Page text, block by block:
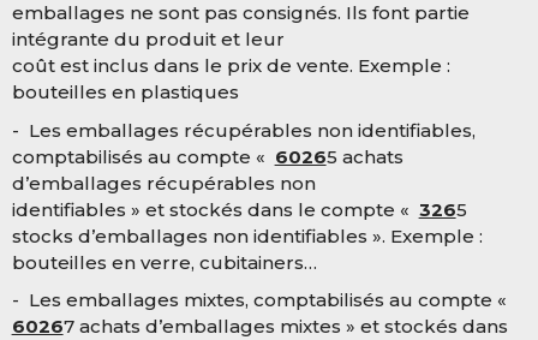
emballages ne sont pas consignés. Ils font partie
intégrante du produit et leur
coût est inclus dans le prix de vente. Exemple :
bouteilles en plastiques
- Les emballages récupérables non identifiables,
comptabilisés au compte « 60265 achats
d’emballages récupérables non
identifiables » et stockés dans le compte « 3265
stocks d’emballages non identifiables ». Exemple :
bouteilles en verre, cubitainers…
- Les emballages mixtes, comptabilisés au compte «
60267 achats d’emballages mixtes » et stockés dans